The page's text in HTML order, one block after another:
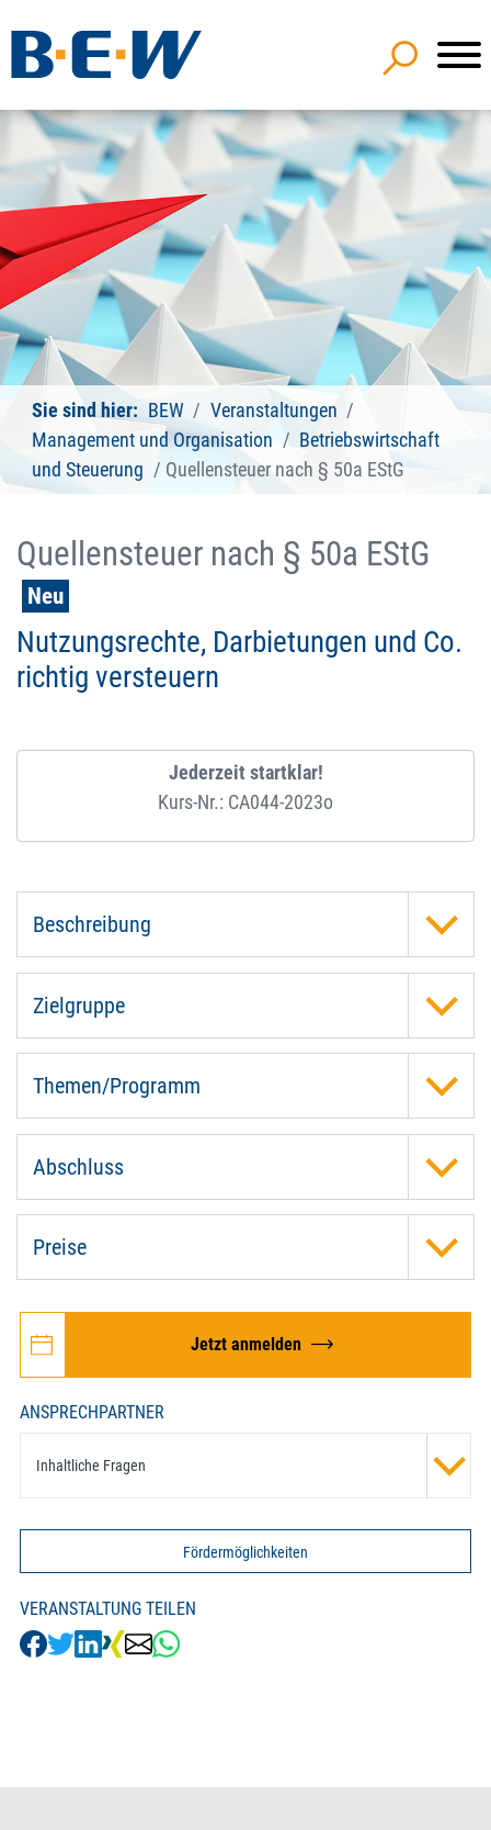
Sie sind hier: BEW
Veranstaltungen
Management und Organisation
Betriebswirtschaft
und Steuerung
Quellensteuer nach § 50a EStG
Quellensteuer nach § 50a EStG
Neu
Nutzungsrechte, Darbietungen und Co.
richtig versteuern
Jederzeit startklar!
Kurs-Nr.: CA044-2023o
Beschreibung
Zielgruppe
Themen/Programm
Abschluss
Preise
Jetzt anmelden
ANSPRECHPARTNER
Inhaltliche Fragen
Fördermöglichkeiten
VERANSTALTUNG TEILEN